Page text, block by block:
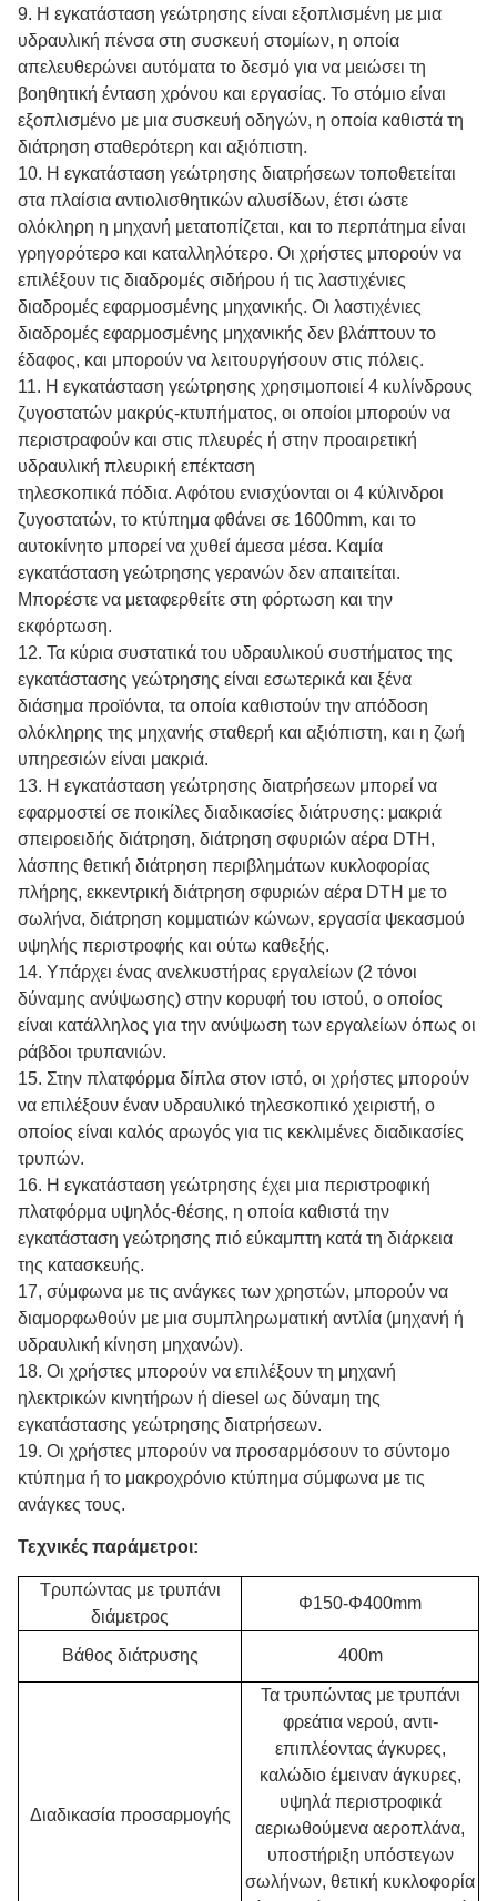
9. Η εγκατάσταση γεώτρησης είναι εξοπλισμένη με μια
υδραυλική πένσα στη συσκευή στομίων, η οποία
απελευθερώνει αυτόματα το δεσμό για να μειώσει τη
βοηθητική ένταση χρόνου και εργασίας. Το στόμιο είναι
εξοπλισμένο με μια συσκευή οδηγών, η οποία καθιστά τη
διάτρηση σταθερότερη και αξιόπιστη.
10. Η εγκατάσταση γεώτρησης διατρήσεων τοποθετείται
στα πλαίσια αντιολισθητικών αλυσίδων, έτσι ώστε
ολόκληρη η μηχανή μετατοπίζεται, και το περπάτημα είναι
γρηγορότερο και καταλληλότερο. Οι χρήστες μπορούν να
επιλέξουν τις διαδρομές σιδήρου ή τις λαστιχένιες
διαδρομές εφαρμοσμένης μηχανικής. Οι λαστιχένιες
διαδρομές εφαρμοσμένης μηχανικής δεν βλάπτουν το
έδαφος, και μπορούν να λειτουργήσουν στις πόλεις.
11. Η εγκατάσταση γεώτρησης χρησιμοποιεί 4 κυλίνδρους
ζυγοστατών μακρύς-κτυπήματος, οι οποίοι μπορούν να
περιστραφούν και στις πλευρές ή στην προαιρετική
υδραυλική πλευρική επέκταση
τηλεσκοπικά πόδια. Αφότου ενισχύονται οι 4 κύλινδροι
ζυγοστατών, το κτύπημα φθάνει σε 1600mm, και το
αυτοκίνητο μπορεί να χυθεί άμεσα μέσα. Καμία
εγκατάσταση γεώτρησης γερανών δεν απαιτείται.
Μπορέστε να μεταφερθείτε στη φόρτωση και την
εκφόρτωση.
12. Τα κύρια συστατικά του υδραυλικού συστήματος της
εγκατάστασης γεώτρησης είναι εσωτερικά και ξένα
διάσημα προϊόντα, τα οποία καθιστούν την απόδοση
ολόκληρης της μηχανής σταθερή και αξιόπιστη, και η ζωή
υπηρεσιών είναι μακριά.
13. Η εγκατάσταση γεώτρησης διατρήσεων μπορεί να
εφαρμοστεί σε ποικίλες διαδικασίες διάτρυσης: μακριά
σπειροειδής διάτρηση, διάτρηση σφυριών αέρα DTH,
λάσπης θετική διάτρηση περιβλημάτων κυκλοφορίας
πλήρης, εκκεντρική διάτρηση σφυριών αέρα DTH με το
σωλήνα, διάτρηση κομματιών κώνων, εργασία ψεκασμού
υψηλής περιστροφής και ούτω καθεξής.
14. Υπάρχει ένας ανελκυστήρας εργαλείων (2 τόνοι
δύναμης ανύψωσης) στην κορυφή του ιστού, ο οποίος
είναι κατάλληλος για την ανύψωση των εργαλείων όπως οι
ράβδοι τρυπανιών.
15. Στην πλατφόρμα δίπλα στον ιστό, οι χρήστες μπορούν
να επιλέξουν έναν υδραυλικό τηλεσκοπικό χειριστή, ο
οποίος είναι καλός αρωγός για τις κεκλιμένες διαδικασίες
τρυπών.
16. Η εγκατάσταση γεώτρησης έχει μια περιστροφική
πλατφόρμα υψηλός-θέσης, η οποία καθιστά την
εγκατάσταση γεώτρησης πιό εύκαμπτη κατά τη διάρκεια
της κατασκευής.
17, σύμφωνα με τις ανάγκες των χρηστών, μπορούν να
διαμορφωθούν με μια συμπληρωματική αντλία (μηχανή ή
υδραυλική κίνηση μηχανών).
18. Οι χρήστες μπορούν να επιλέξουν τη μηχανή
ηλεκτρικών κινητήρων ή diesel ως δύναμη της
εγκατάστασης γεώτρησης διατρήσεων.
19. Οι χρήστες μπορούν να προσαρμόσουν το σύντομο
κτύπημα ή το μακροχρόνιο κτύπημα σύμφωνα με τις
ανάγκες τους.
Τεχνικές παράμετροι:
Τρυπώντας με τρυπάνι
διάμετρος
Φ150-Φ400mm
Βάθος διάτρυσης 400m
Διαδικασία προσαρμογής
Τα τρυπώντας με τρυπάνι
φρεάτια νερού, αντι-
επιπλέοντας άγκυρες,
καλώδιο έμειναν άγκυρες,
υψηλά περιστροφικά
αεριωθούμενα αεροπλάνα,
υποστήριξη υπόστεγων
σωλήνων, θετική κυκλοφορία